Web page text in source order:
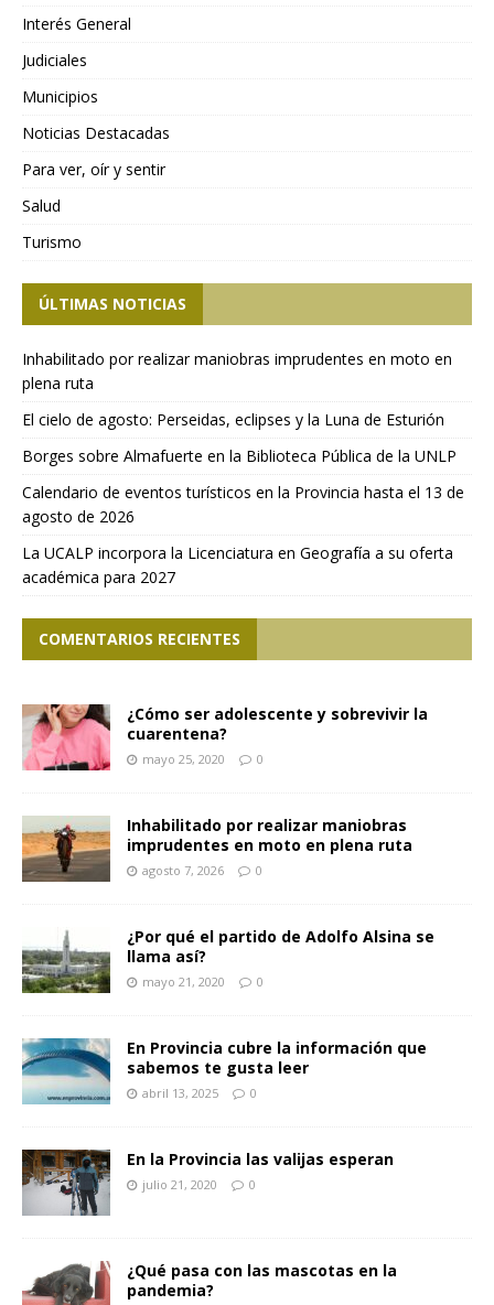
Interés General
Judiciales
Municipios
Noticias Destacadas
Para ver, oír y sentir
Salud
Turismo
ÚLTIMAS NOTICIAS
Inhabilitado por realizar maniobras imprudentes en moto en
plena ruta
El cielo de agosto: Perseidas, eclipses y la Luna de Esturión
Borges sobre Almafuerte en la Biblioteca Pública de la UNLP
Calendario de eventos turísticos en la Provincia hasta el 13 de
agosto de 2026
La UCALP incorpora la Licenciatura en Geografía a su oferta
académica para 2027
COMENTARIOS RECIENTES
¿Cómo ser adolescente y sobrevivir la
cuarentena?
mayo 25, 2020 0
Inhabilitado por realizar maniobras
imprudentes en moto en plena ruta
agosto 7, 2026 0
¿Por qué el partido de Adolfo Alsina se
llama así?
mayo 21, 2020 0
En Provincia cubre la información que
sabemos te gusta leer
abril 13, 2025 0
En la Provincia las valijas esperan
julio 21, 2020 0
¿Qué pasa con las mascotas en la
pandemia?